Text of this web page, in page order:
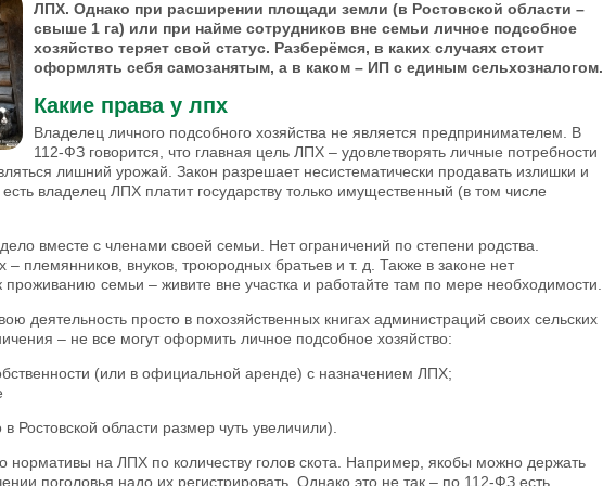
ЛПХ. Однако при расширении площади земли (в Ростовской области –
свыше 1 га) или при найме сотрудников вне семьи личное подсобное
хозяйство теряет свой статус. Разберёмся, в каких случаях стоит
оформлять себя самозанятым, а в каком – ИП с единым сельхозналогом.
Какие права у лпх
Владелец личного подсобного хозяйства не является предпринимателем. В
112-ФЗ говорится, что главная цель ЛПХ – удовлетворять личные потребности
лишний урожай. Закон разрешает несистематически продавать излишки и
владелец ЛПХ платит государству только имущественный (в том числе
вместе с членами своей семьи. Нет ограничений по степени родства.
– племянников, внуков, троюродных братьев и т. д. Также в законе нет
проживанию семьи – живите вне участка и работайте там по мере необходимости.
деятельность просто в похозяйственных книгах администраций своих сельских
– не все могут оформить личное подсобное хозяйство:
(или в официальной аренде) с назначением ЛПХ;
Ростовской области размер чуть увеличили).
нормативы на ЛПХ по количеству голов скота. Например, якобы можно держать
поголовья надо их регистрировать. Однако это не так – по 112-ФЗ есть